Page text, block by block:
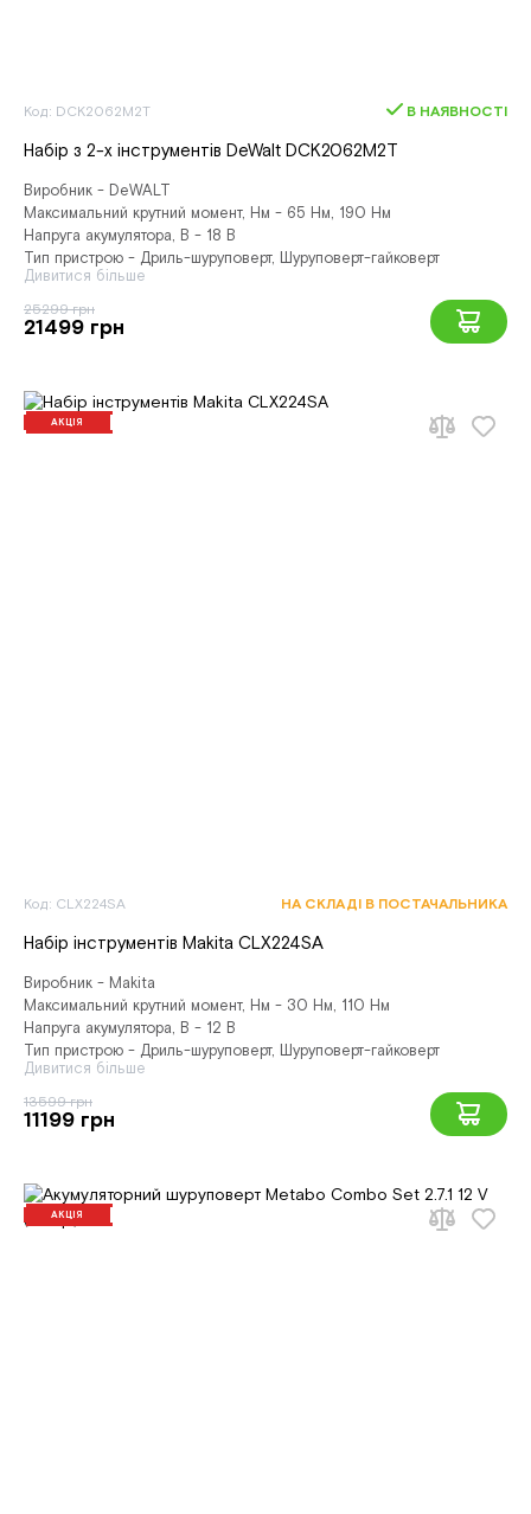
Код: DCK2062M2T В НАЯВНОСТІ
Набір з 2-х інструментів DeWalt DCK2062M2T
Виробник - DeWALT
Максимальний крутний момент, Нм - 65 Нм, 190 Нм
Напруга акумулятора, В - 18 В
Тип пристрою - Дриль-шуруповерт, Шуруповерт-гайковерт
Дивитися більше
25299 грн
21499 грн
АКЦІЯ
Код: CLX224SA НА СКЛАДІ В ПОСТАЧАЛЬНИКА
Набір інструментів Makita CLX224SA
Виробник - Makita
Максимальний крутний момент, Нм - 30 Нм, 110 Нм
Напруга акумулятора, В - 12 В
Тип пристрою - Дриль-шуруповерт, Шуруповерт-гайковерт
Дивитися більше
13599 грн
11199 грн
АКЦІЯ